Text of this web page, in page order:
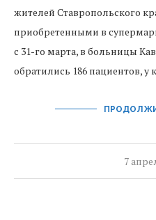
жителей Ставропольского
приобретенными в
с 31-го марта, в больницы
обратились 186 пациентов, у
7